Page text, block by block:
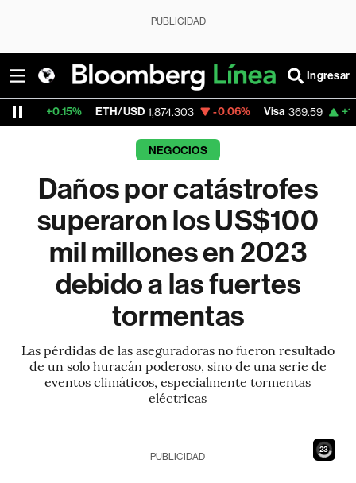
PUBLICIDAD
Ingresar
ETH/USD 1,874.303 -0.06% Visa 369.59 +1.07%
NEGOCIOS
Daños por catástrofes
superaron los US$100
mil millones en 2023
debido a las fuertes
tormentas
Las pérdidas de las aseguradoras no fueron resultado
de un solo huracán poderoso, sino de una serie de
eventos climáticos, especialmente tormentas
eléctricas
21
PUBLICIDAD